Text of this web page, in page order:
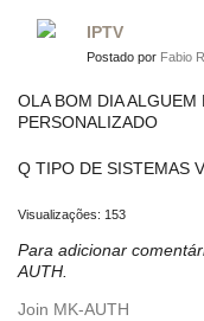
IPTV
Postado por Fabio
OLA BOM DIA
PERSONALIZADO
Q TIPO DE SISTEMAS
Visualizações: 153
Para adicionar
AUTH.
Join MK-AUTH